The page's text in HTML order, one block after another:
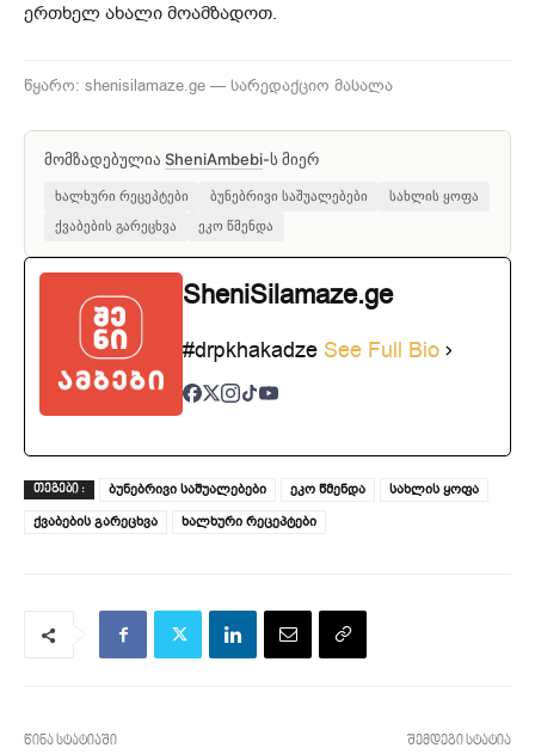
ერთხელ ახალი მოამზადოთ.
წყარო: shenisilamaze.ge — სარედაქციო მასალა
მომზადებულია SheniAmbebi-ს მიერ
ხალხური რეცეპტები ბუნებრივი საშუალებები
სახლის ყოფა
ქვაბების გარეცხვა
ეკო წმენდა
SheniSilamaze.ge
#drpkhakadze See Full Bio
ᲗᲔᲒᲔᲑᲘ : ბუნებრივი საშუალებები ეკო წმენდა
სახლის ყოფა
ქვაბების გარეცხვა
ხალხური რეცეპტები
წინა სტატიაში შემდეგი სტატია